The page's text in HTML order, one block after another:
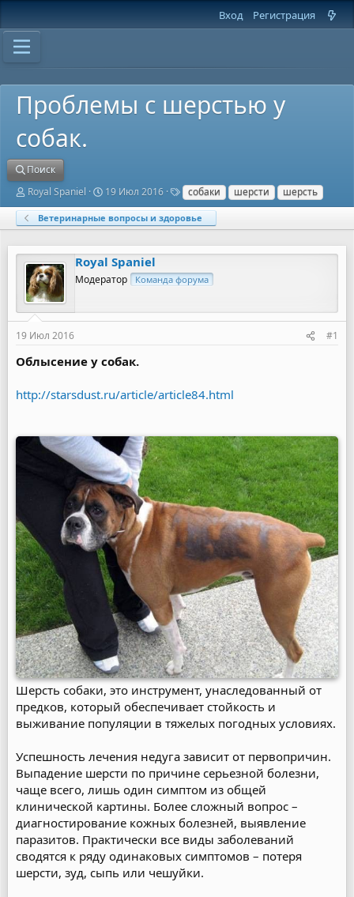
Вход Регистрация
Проблемы с шерстью у
собак.
Поиск
А
т
о
т
е
м
ы
Royal Spaniel
Д
т
а
а
ч
а
19 Июл 2016
Т
е
г
и
собаки шерсти шерсть
Ветеринарные вопросы и здоровье
Royal Spaniel
Модератор Команда форума
19 Июл 2016 #1
Облысение у собак.
http://starsdust.ru/article/article84.html
Шерсть собаки, это инструмент, унаследованный от
предков, который обеспечивает стойкость и
выживание популяции в тяжелых погодных условиях.
Успешность лечения недуга зависит от первопричин.
Выпадение шерсти по причине серьезной болезни,
чаще всего, лишь один симптом из общей
клинической картины. Более сложный вопрос –
диагностирование кожных болезней, выявление
паразитов. Практически все виды заболеваний
сводятся к ряду одинаковых симптомов – потеря
шерсти, зуд, сыпь или чешуйки.